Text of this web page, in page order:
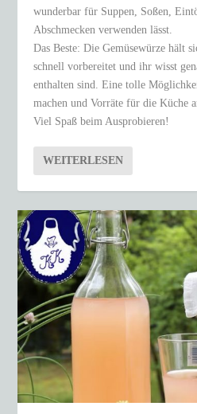
wunderbar für Suppen, Soßen,
Abschmecken verwenden lässt.
Das Beste: Die Gemüsewürze hält
schnell vorbereitet und ihr wisst
enthalten sind. Eine tolle
machen und Vorräte für die Küche
Viel Spaß beim Ausprobieren!
WEITERLESEN